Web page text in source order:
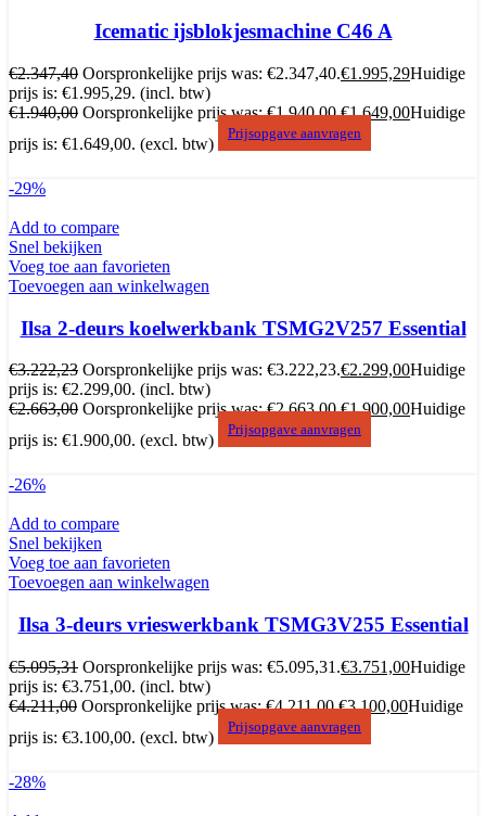
Icematic ijsblokjesmachine C46 A
€2.347,40 Oorspronkelijke prijs was: €2.347,40.€1.995,29Huidige
prijs is: €1.995,29. (incl. btw)
€1.940,00 Oorspronkelijke prijs was: €1.940,00.€1.649,00Huidige
prijs is: €1.649,00. (excl. btw)
Prijsopgave aanvragen
-29%
Add to compare
Snel bekijken
Voeg toe aan favorieten
Toevoegen aan winkelwagen
Ilsa 2-deurs koelwerkbank TSMG2V257 Essential
€3.222,23 Oorspronkelijke prijs was: €3.222,23.€2.299,00Huidige
prijs is: €2.299,00. (incl. btw)
€2.663,00 Oorspronkelijke prijs was: €2.663,00.€1.900,00Huidige
prijs is: €1.900,00. (excl. btw)
Prijsopgave aanvragen
-26%
Add to compare
Snel bekijken
Voeg toe aan favorieten
Toevoegen aan winkelwagen
Ilsa 3-deurs vrieswerkbank TSMG3V255 Essential
€5.095,31 Oorspronkelijke prijs was: €5.095,31.€3.751,00Huidige
prijs is: €3.751,00. (incl. btw)
€4.211,00 Oorspronkelijke prijs was: €4.211,00.€3.100,00Huidige
prijs is: €3.100,00. (excl. btw)
Prijsopgave aanvragen
-28%